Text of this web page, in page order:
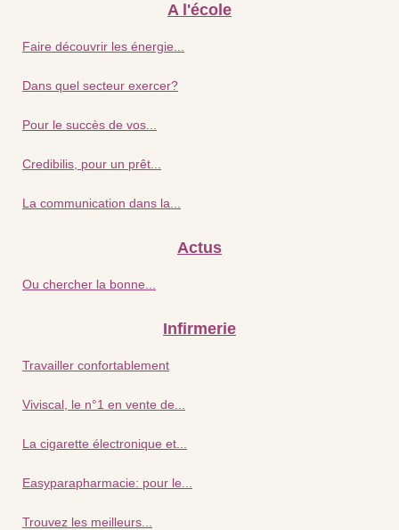
A l'école
Faire découvrir les énergie...
Dans quel secteur exercer?
Pour le succès de vos...
Credibilis, pour un prêt...
La communication dans la...
Actus
Ou chercher la bonne...
Infirmerie
Travailler confortablement
Viviscal, le n°1 en vente de...
La cigarette électronique et...
Easyparapharmacie: pour le...
Trouvez les meilleurs...